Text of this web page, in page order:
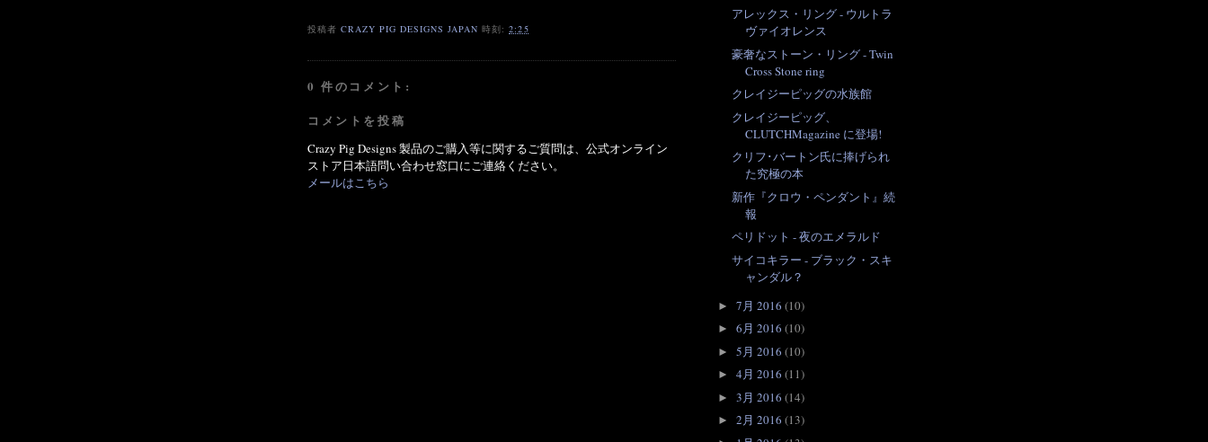
投稿者CRAZY PIG DESIGNS JAPAN 時刻:2:25
0 件のコメント:
コメントを投稿
Crazy Pig Designs 製品のご購入等に関するご質問は、公式オンライン
ストア日本語問い合わせ窓口にご連絡ください。
メールはこちら
アレックス・リング - ウルトラ
ヴァイオレンス
豪奢なストーン・リング - Twin
Cross Stone ring
クレイジーピッグの水族館
クレイジーピッグ、
CLUTCHMagazine に登場!
クリフ･バートン氏に捧げられ
た究極の本
新作『クロウ・ペンダント』続
報
ペリドット - 夜のエメラルド
サイコキラー - ブラック・スキ
ャンダル？
► 7月 2016 (10)
► 6月 2016 (10)
► 5月 2016 (10)
► 4月 2016 (11)
► 3月 2016 (14)
► 2月 2016 (13)